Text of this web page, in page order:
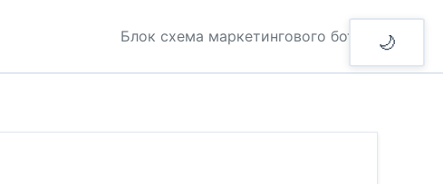
🌙
Блок схема маркетингового бота